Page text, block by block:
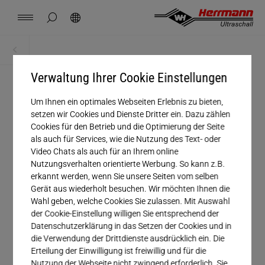
Verwaltung Ihrer Cookie Einstellungen
Um Ihnen ein optimales Webseiten Erlebnis zu bieten,
setzen wir Cookies und Dienste Dritter ein. Dazu zählen
Cookies für den Betrieb und die Optimierung der Seite
als auch für Services, wie die Nutzung des Text- oder
Video Chats als auch für an Ihrem online
Nutzungsverhalten orientierte Werbung. So kann z.B.
erkannt werden, wenn Sie unsere Seiten vom selben
Gerät aus wiederholt besuchen. Wir möchten Ihnen die
Wahl geben, welche Cookies Sie zulassen. Mit Auswahl
der Cookie-Einstellung willigen Sie entsprechend der
Datenschutzerklärung in das Setzen der Cookies und in
die Verwendung der Drittdienste ausdrücklich ein. Die
Erteilung der Einwilligung ist freiwillig und für die
Seitensuche schließen
Herrmann Engineering
Branchenlösung
Schweißen mit Ultraschall
Produkte
Unternehmen
China 中文 english
Mexico español
Hungary magyar
Japan 日本語
Downloads
Anrede
Unternehmen
Vorname
Nachname
E-Mail*
Telefonnummer